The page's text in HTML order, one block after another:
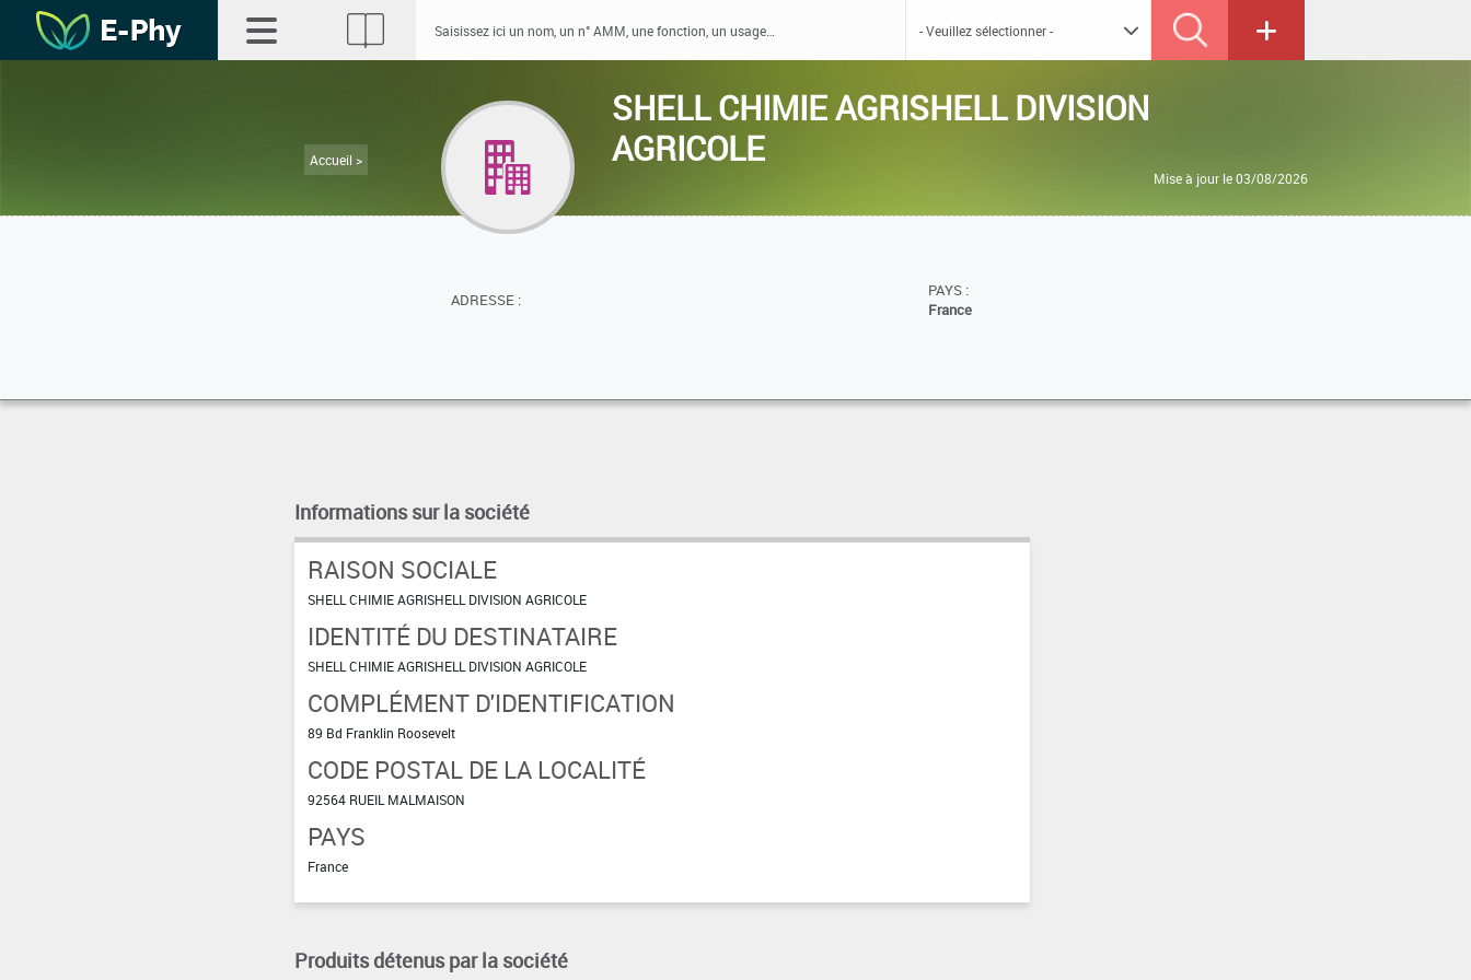
Accueil >
SHELL CHIMIE AGRISHELL DIVISION
AGRICOLE
Mise à jour le 03/08/2026
ADRESSE :
PAYS :
France
Informations sur la société
RAISON SOCIALE
SHELL CHIMIE AGRISHELL DIVISION AGRICOLE
IDENTITÉ DU DESTINATAIRE
SHELL CHIMIE AGRISHELL DIVISION AGRICOLE
COMPLÉMENT D'IDENTIFICATION
89 Bd Franklin Roosevelt
CODE POSTAL DE LA LOCALITÉ
92564 RUEIL MALMAISON
PAYS
France
Produits détenus par la société